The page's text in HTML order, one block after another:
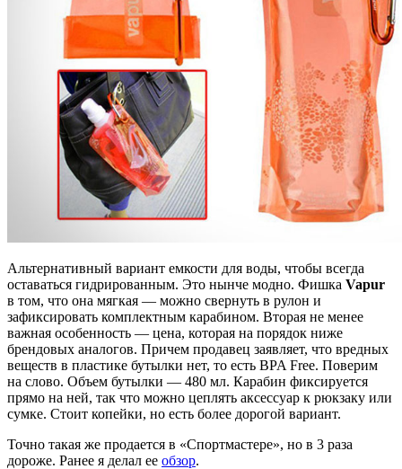
Альтернативный вариант емкости для воды, чтобы всегда
оставаться гидрированным. Это нынче модно. Фишка Vapur
в том, что она мягкая — можно свернуть в рулон и
зафиксировать комплектным карабином. Вторая не менее
важная особенность — цена, которая на порядок ниже
брендовых аналогов. Причем продавец заявляет, что вредных
веществ в пластике бутылки нет, то есть BPA Free. Поверим
на слово. Объем бутылки — 480 мл. Карабин фиксируется
прямо на ней, так что можно цеплять аксессуар к рюкзаку или
сумке. Стоит копейки, но есть более дорогой вариант.
Точно такая же продается в «Спортмастере», но в 3 раза
дороже. Ранее я делал ее обзор.